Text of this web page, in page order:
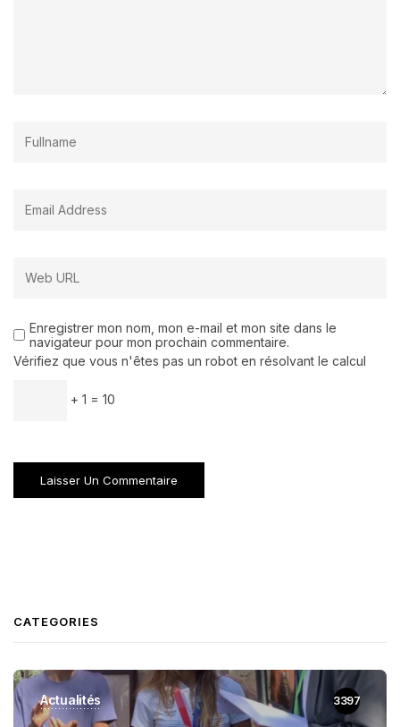
Enregistrer mon nom, mon e-mail et mon site dans le
navigateur pour mon prochain commentaire.
Vérifiez que vous n'êtes pas un robot en résolvant le calcul
+ 1 = 10
CATEGORIES
Actualités 3397